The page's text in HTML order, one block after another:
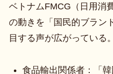
ベトナムFMCG（日用消
の動きを「国民的ブラン
目する声が広がっている。
食品輸出関係者：「韓